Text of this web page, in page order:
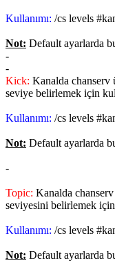
Kullanımı: /cs levels
Not: Default ayarlarda
-
-
Kick: Kanalda chanserv
seviye belirlemek için
Kullanımı: /cs levels
Not: Default ayarlarda
-
Topic: Kanalda
seviyesini belirlemek
Kullanımı: /cs levels
Not: Default ayarlarda